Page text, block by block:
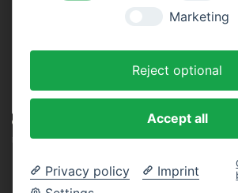
Marketing
Reject optional
Accept all
Privacy policy
Imprint
Zum Mietwagen Preisvergleich!*
© Copyright 2010 - 2026, All Rights Reserved
reiseberichte.com
Cookie-